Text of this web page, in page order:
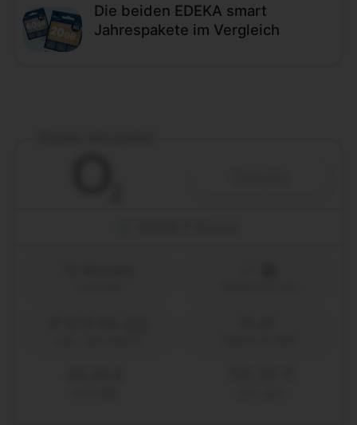
Die beiden EDEKA smart
Jahrespakete im Vergleich